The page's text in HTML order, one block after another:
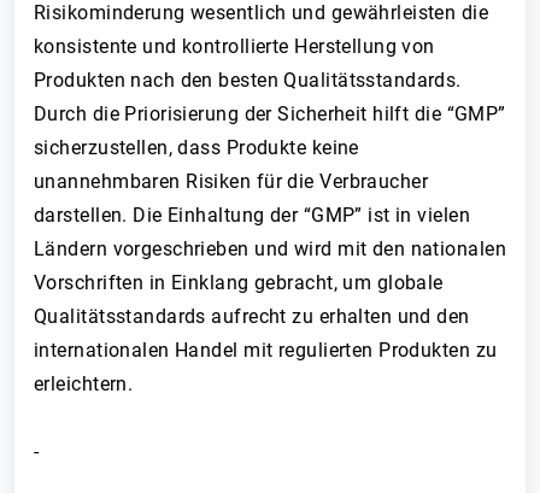
Risikominderung wesentlich und gewährleisten die
konsistente und kontrollierte Herstellung von
Produkten nach den besten Qualitätsstandards.
Durch die Priorisierung der Sicherheit hilft die “GMP”
sicherzustellen, dass Produkte keine
unannehmbaren Risiken für die Verbraucher
darstellen. Die Einhaltung der “GMP” ist in vielen
Ländern vorgeschrieben und wird mit den nationalen
Vorschriften in Einklang gebracht, um globale
Qualitätsstandards aufrecht zu erhalten und den
internationalen Handel mit regulierten Produkten zu
erleichtern.
-